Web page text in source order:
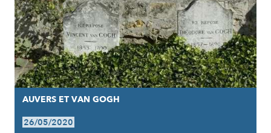
AUVERS ET VAN GOGH
26/05/2020